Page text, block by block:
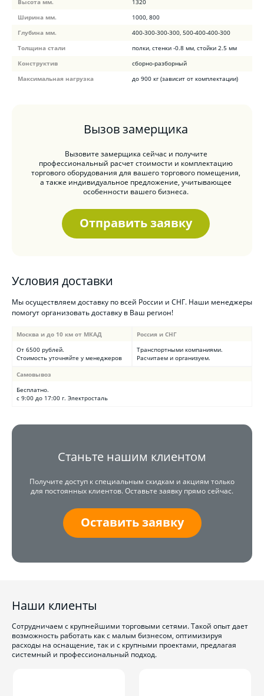
Ширина мм.
1000, 800
Глубина мм.
400-300-300-300, 500-400-400-300
Толщина стали
полки, стенки -0.8 мм, стойки 2.5 мм
Конструктив
сборно-разборный
Максимальная нагрузка
до 900 кг (зависит от комплектации)
Вызов замерщика
Вызовите замерщика сейчас и получите
профессиональный расчет стоимости и комплектацию
торгового оборудования для вашего торгового помещения,
а также индивидуальное предложение, учитывающее
особенности вашего бизнеса.
Отправить заявку
Условия доставки
Мы осуществляем доставку по всей России и СНГ. Наши менеджеры
помогут организовать доставку в Ваш регион!
Москва и до 10 км от МКАД
От 6500 рублей.
Стоимость уточняйте у менеджеров
Россия и СНГ
Транспортными компаниями.
Расчитаем и организуем.
Самовывоз
Бесплатно.
с 9:00 до 17:00 г. Электросталь
Станьте нашим клиентом
Получите доступ к специальным скидкам и акциям только
для постоянных клиентов. Оставьте заявку прямо сейчас.
Оставить заявку
Наши клиенты
Сотрудничаем с крупнейшими торговыми сетями. Такой опыт дает
возможность работать как с малым бизнесом, оптимизируя
расходы на оснащение, так и с крупными проектами, предлагая
системный и профессиональный подход.